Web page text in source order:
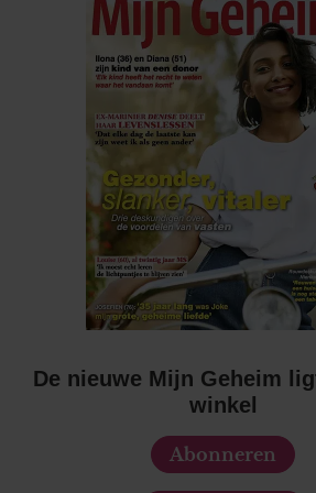
De nieuwe Mijn Geheim
winkel
Abonneren